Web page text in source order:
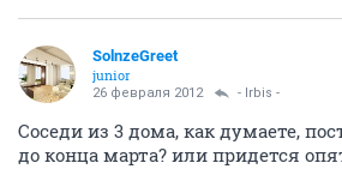
SolnzeGreet
junior
26 февраля 2012 - Irbis -
Соседи из 3 дома, как думаете,
до конца марта? или придется